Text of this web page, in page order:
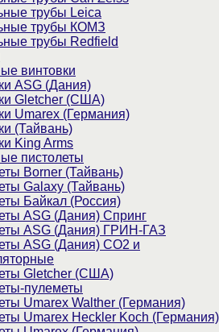
трубы Leica
трубы КОМЗ
трубы Redfield
винтовки
ASG (Дания)
Gletcher (США)
Umarex (Германия)
(Тайвань)
King Arms
пистолеты
Borner (Тайвань)
Galaxy (Тайвань)
Байкал (Россия)
ASG (Дания) Спринг
ASG (Дания) ГРИН-ГАЗ
ASG (Дания) CO2 и
Gletcher (США)
пулеметы
Umarex Walther (Германия)
Umarex Heckler Koch (Германия)